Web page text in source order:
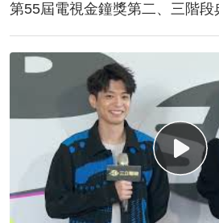
第55屆電視金鐘獎第二、三階段